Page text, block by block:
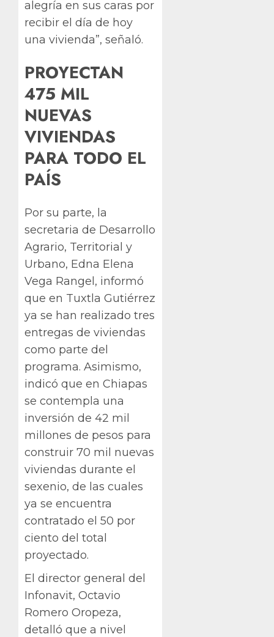
alegría en sus caras por
recibir el día de hoy
una vivienda”, señaló.
PROYECTAN
475 MIL
NUEVAS
VIVIENDAS
PARA TODO EL
PAÍS
Por su parte, la
secretaria de Desarrollo
Agrario, Territorial y
Urbano, Edna Elena
Vega Rangel, informó
que en Tuxtla Gutiérrez
ya se han realizado tres
entregas de viviendas
como parte del
programa. Asimismo,
indicó que en Chiapas
se contempla una
inversión de 42 mil
millones de pesos para
construir 70 mil nuevas
viviendas durante el
sexenio, de las cuales
ya se encuentra
contratado el 50 por
ciento del total
proyectado.
El director general del
Infonavit, Octavio
Romero Oropeza,
detalló que a nivel